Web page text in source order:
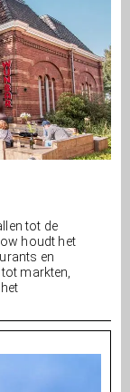
tot de
houdt het
en
markten,